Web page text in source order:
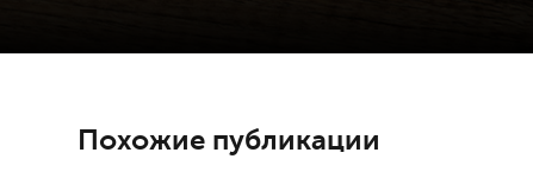
Похожие публикации